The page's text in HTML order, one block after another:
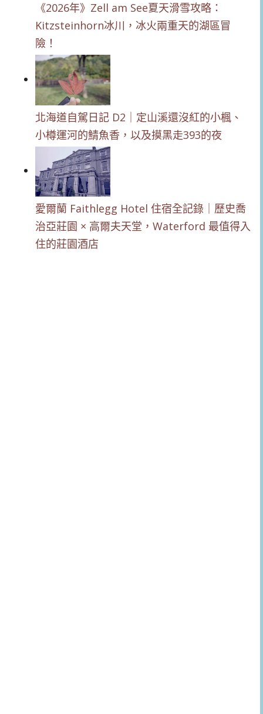
《2026年》Zell am See夏天滑雪攻略：
Kitzsteinhorn冰川，冰火兩重天的湖區冒
險！
北海道自駕日記 D2｜定山溪還沒紅的小楓、
小樽運河的鯖魚香，以及摸黑走393的夜
愛爾蘭 Faithlegg Hotel 住宿全記錄｜歷史喬
治亞莊園 × 高爾夫天堂，Waterford 最值得入
住的莊園酒店